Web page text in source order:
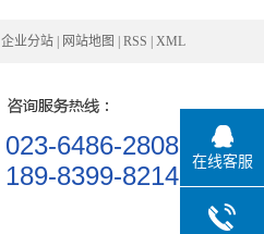
企业分站 网站地图 RSS XML
023-6486-2808
189-8399-8214
在线客服